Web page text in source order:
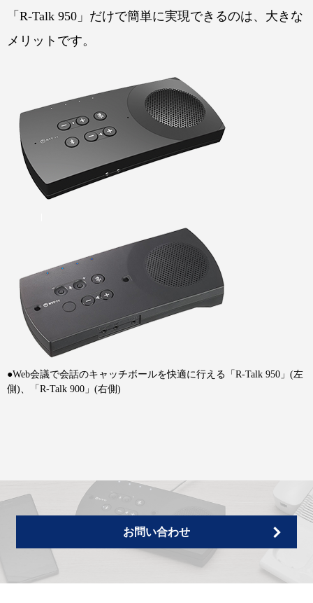
「R-Talk 950」だけで簡単に実現できるのは、大きな
メリットです。
●Web会議で会話のキャッチボールを快適に行える「R-Talk 950」(左
側)、「R-Talk 900」(右側)
お問い合わせ